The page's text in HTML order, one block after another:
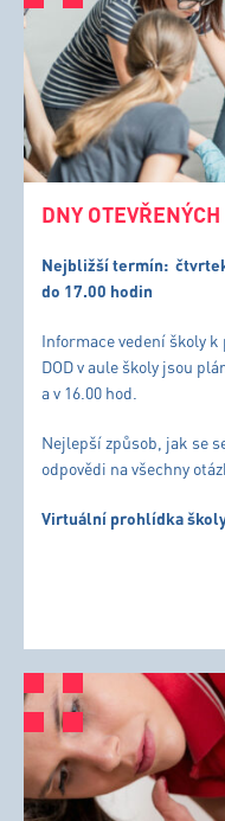
DNY
Nejbližší termín:
do 17.00 hodin
Informace vedení školy
DOD v aule školy jsou
a v 16.00 hod.
Nejlepší způsob, jak se
odpovědi na všechny
Virtuální prohlídka